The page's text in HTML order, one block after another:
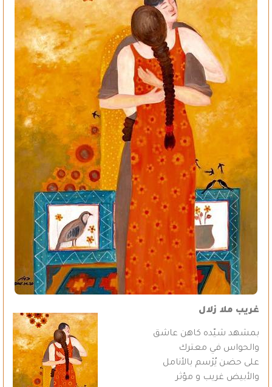
غريب ملا زلال
بمشهد شيّده كاهن عاشق
والحواس في معترك
على حضن يُرْسم بالأنامل
والأبيض غريب و مؤثر